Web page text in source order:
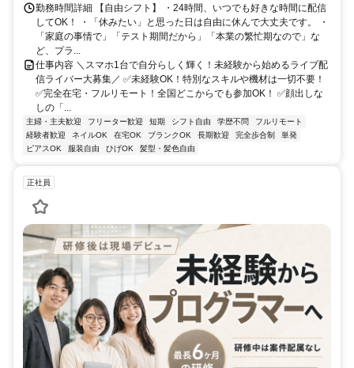
勤務時間詳細 【自由シフト】 ・24時間、いつでも好きな時間に配信
してOK！ ・「休みたい」と思った日は自由に休んで大丈夫です。 ・
「家庭の事情で」「テスト期間だから」「本業の繁忙期なので」な
ど、プラ...
仕事内容 ＼スマホ1台で自分らしく輝く！未経験から始めるライブ配
信ライバー大募集／ ✅未経験OK！特別なスキルや機材は一切不要！
✅完全在宅・フルリモート！全国どこからでも参加OK！ ✅顔出しな
しの「...
主婦・主夫歓迎 フリーター歓迎 短期 シフト自由 学歴不問
フルリモート
経験者歓迎
ネイルOK 在宅OK ブランクOK 長期歓迎 完全歩合制
単発
ピアスOK
服装自由 ひげOK 髪型・髪色自由
正社員